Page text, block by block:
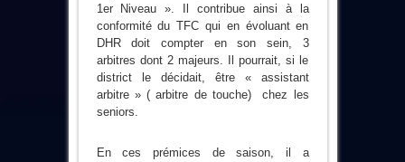
1er Niveau ». Il contribue ainsi à la
conformité du TFC qui en évoluant en
DHR doit compter en son sein, 3
arbitres dont 2 majeurs. Il pourrait, si le
district le décidait, être « assistant
arbitre » ( arbitre de touche) chez les
seniors.
En ces prémices de saison, il a